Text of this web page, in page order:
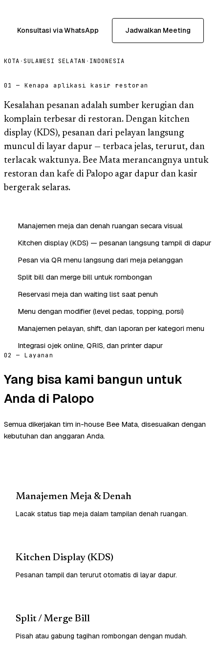
Konsultasi via WhatsApp Jadwalkan Meeting
KOTA · SULAWESI SELATAN · INDONESIA
01 — Kenapa aplikasi kasir restoran
Kesalahan pesanan adalah sumber kerugian dan
komplain terbesar di restoran. Dengan kitchen
display (KDS), pesanan dari pelayan langsung
muncul di layar dapur — terbaca jelas, terurut, dan
terlacak waktunya. Bee Mata merancangnya untuk
restoran dan kafe di Palopo agar dapur dan kasir
bergerak selaras.
Manajemen meja dan denah ruangan secara visual
Kitchen display (KDS) — pesanan langsung tampil di dapur
Pesan via QR menu langsung dari meja pelanggan
Split bill dan merge bill untuk rombongan
Reservasi meja dan waiting list saat penuh
Menu dengan modifier (level pedas, topping, porsi)
Manajemen pelayan, shift, dan laporan per kategori menu
Integrasi ojek online, QRIS, dan printer dapur
02 — Layanan
Yang bisa kami bangun untuk
Anda di Palopo
Semua dikerjakan tim in-house Bee Mata, disesuaikan dengan
kebutuhan dan anggaran Anda.
Manajemen Meja & Denah
Lacak status tiap meja dalam tampilan denah ruangan.
Kitchen Display (KDS)
Pesanan tampil dan terurut otomatis di layar dapur.
Split / Merge Bill
Pisah atau gabung tagihan rombongan dengan mudah.